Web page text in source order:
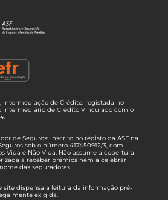
Intermediação de Crédito: registada no
Intermediário de Crédito Vinculado com o
de Seguros: inscrito no registo da ASF na
sob o número 417450912/3, com
Vida e Não Vida. Não assume a cobertura
a receber prémios nem a celebrar
das seguradoras.
site dispensa a leitura da informação pré-
exigida.